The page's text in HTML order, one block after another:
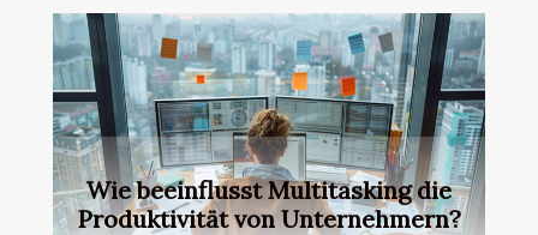
Wie beeinflusst Multitasking die
Produktivität von Unternehmern?